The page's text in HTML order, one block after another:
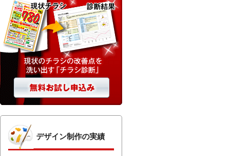
デザイン制作の実績